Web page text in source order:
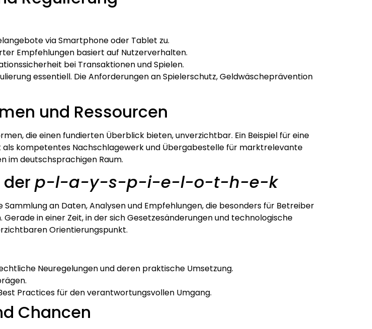
via Smartphone oder Tablet zu.
Empfehlungen basiert auf Nutzerverhalten.
bei Transaktionen und Spielen.
essentiell. Die Anforderungen an Spielerschutz, Geldwäscheprävention
und Ressourcen
die einen fundierten Überblick bieten, unverzichtbar. Ein Beispiel für eine
als kompetentes Nachschlagewerk und Übergabestelle für marktrelevante
im deutschsprachigen Raum.
p-l-a-y-s-p-i-e-l-o-t-h-e-k
an Daten, Analysen und Empfehlungen, die besonders für Betreiber
in einer Zeit, in der sich Gesetzesänderungen und technologische
Orientierungspunkt.
Neuregelungen und deren praktische Umsetzung.
Practices für den verantwortungsvollen Umgang.
Chancen